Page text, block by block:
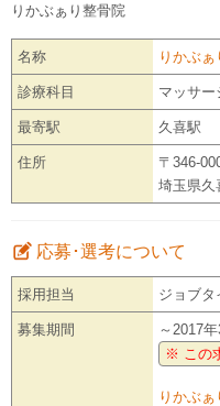
りかぶぁり整骨院
名称 りかぶ
診療科目 マッサー
最寄駅 久喜駅
住所
〒346-
埼玉県久
応募･選考について
採用担当 ジョブタ
募集期間
～2017
※ この
りかぶ